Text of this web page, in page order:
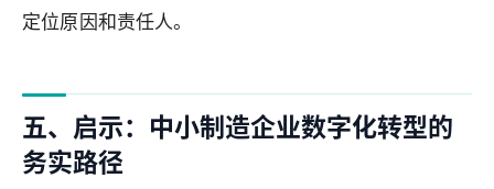
定位原因和责任人。
五、启示：中小制造企业数字化转型的
务实路径